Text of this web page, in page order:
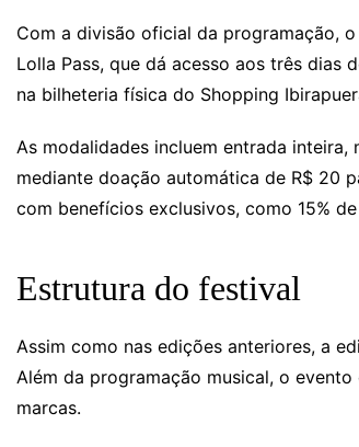
Com a divisão oficial da programação,
Lolla Pass, que dá acesso aos três dias
na bilheteria física do Shopping
As modalidades incluem entrada
mediante doação automática de R$ 20
com benefícios exclusivos, como 15%
Estrutura do festival
Assim como nas edições anteriores, a
Além da programação musical, o
marcas.